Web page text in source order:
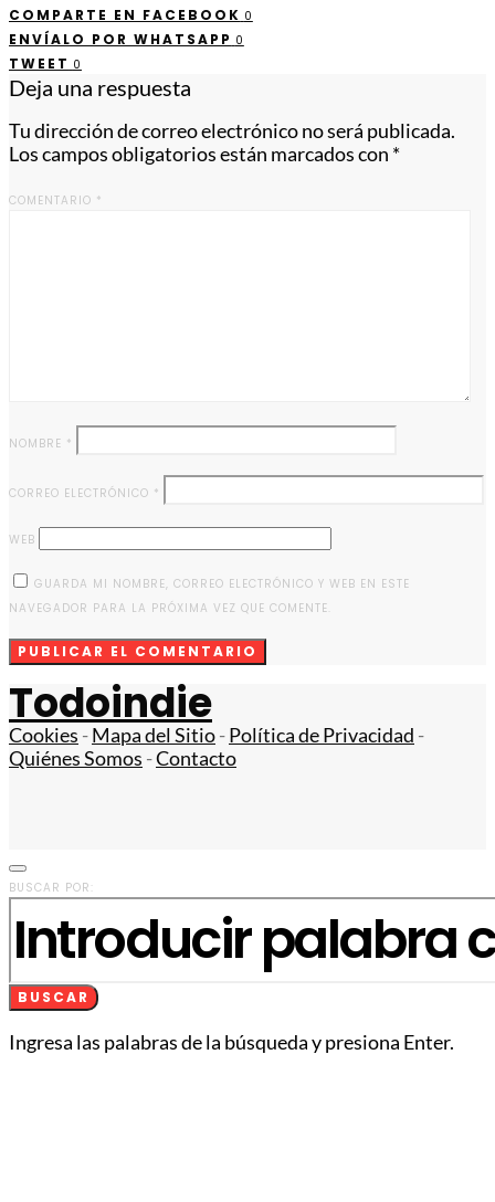
COMPARTE EN FACEBOOK 0
ENVÍALO POR WHATSAPP 0
TWEET 0
Deja una respuesta
Tu dirección de correo electrónico no será publicada.
Los campos obligatorios están marcados con *
COMENTARIO *
NOMBRE *
CORREO ELECTRÓNICO *
WEB
GUARDA MI NOMBRE, CORREO ELECTRÓNICO Y WEB EN ESTE
NAVEGADOR PARA LA PRÓXIMA VEZ QUE COMENTE.
Todoindie
Cookies -Mapa del Sitio-Política de Privacidad -
Quiénes Somos -Contacto
BUSCAR POR:
BUSCAR
Ingresa las palabras de la búsqueda y presiona Enter.